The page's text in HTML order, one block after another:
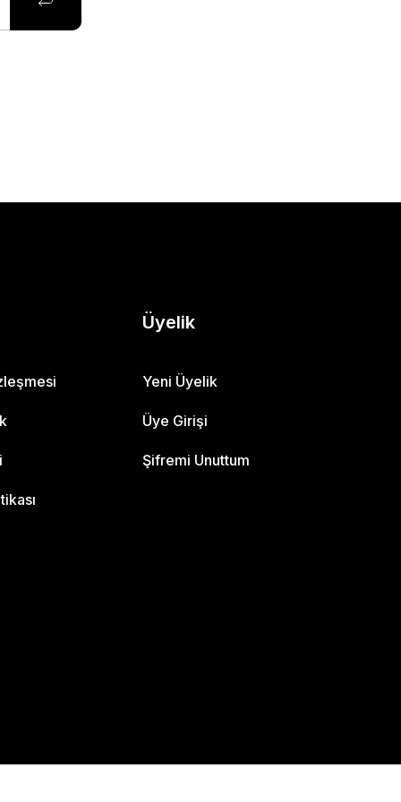
Üyelik
Yeni Üyelik
Üye Girişi
Şifremi Unuttum